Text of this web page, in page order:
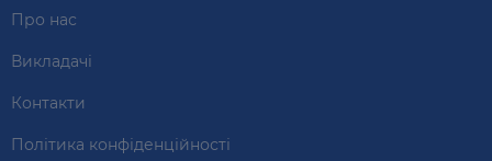
Про нас
Викладачі
Контакти
Політика конфіденційності